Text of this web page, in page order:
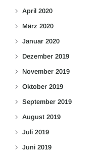
April 2020
März 2020
Januar 2020
Dezember 2019
November 2019
Oktober 2019
September 2019
August 2019
Juli 2019
Juni 2019